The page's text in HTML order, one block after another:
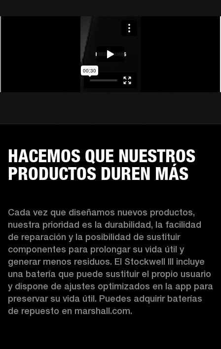
HACEMOS QUE NUESTROS
PRODUCTOS DUREN MÁS
Cada vez que diseñamos nuevos productos,
nuestra prioridad es la durabilidad, la facilidad
de reparación y la posibilidad de sustituir
componentes para prolongar su vida útil y
generar menos residuos. El Stockwell III incluye
una batería que puede sustituir el propio usuario
y dispone de ajustes optimizados en la app para
preservar su vida útil. Puedes adquirir baterías
de repuesto en marshall.com.